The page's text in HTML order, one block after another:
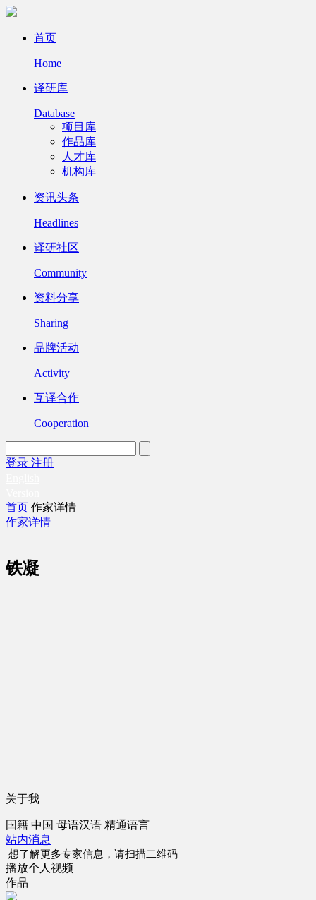
首页
Home
译研库
Database
项目库
作品库
人才库
机构库
资讯头条
Headlines
译研社区
Community
资料分享
Sharing
品牌活动
Activity
互译合作
Cooperation
登录 注册
首页 作家详情
作家详情
铁凝
关于我
国籍 中国 母语汉语 精通语言
站内消息
想了解更多专家信息，请扫描二维码
播放个人视频
作品